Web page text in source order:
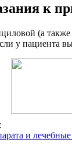
к
(а
у пациента
и